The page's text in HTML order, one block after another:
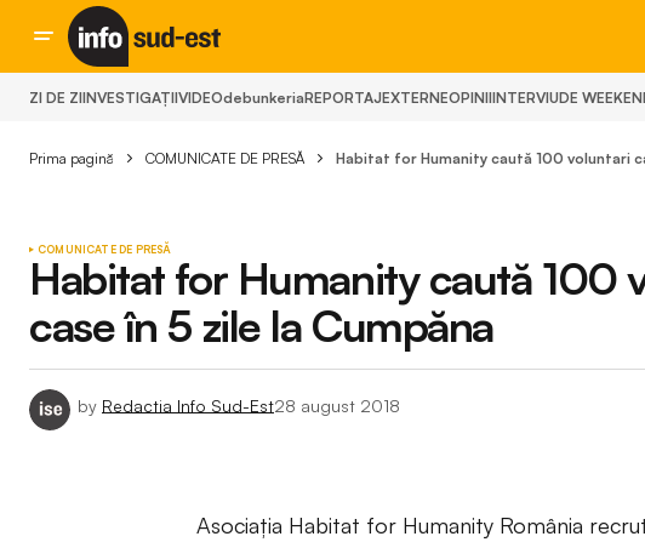
ZI DE ZIINVESTIGAȚIIVIDEOdebunkeriaREPORTAJEXTERNEOPINIIINTERVIUDE
Prima pagină COMUNICATE DE PRESĂ Habitat for Humanity caută 100 voluntari
COMUNICATE DE PRESĂ
Habitat for Humanity caută 100
case în 5 zile la Cumpăna
by Redactia Info Sud-Est28 august 2018
Asociația Habitat for Humanity România